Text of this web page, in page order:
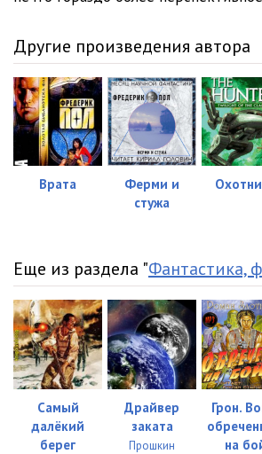
Другие произведения автора
Врата
Ферми и
стужа
Еще из раздела "Фантастика,
Самый
далёкий
берег
Драйвер
заката
Прошкин
Грон.
на